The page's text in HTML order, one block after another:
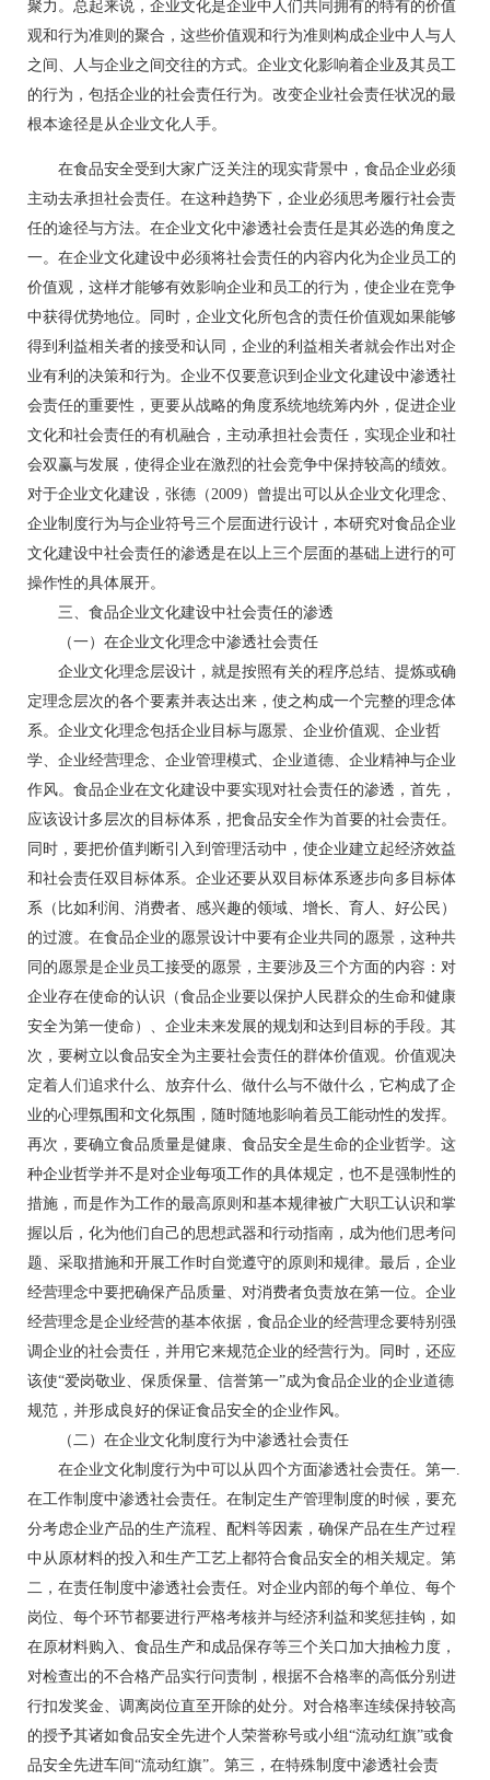
聚力。总起来说，企业文化是企业中人们共同拥有的特有的价值
观和行为准则的聚合，这些价值观和行为准则构成企业中人与人
之间、人与企业之间交往的方式。企业文化影响着企业及其员工
的行为，包括企业的社会责任行为。改变企业社会责任状况的最
根本途径是从企业文化人手。
在食品安全受到大家广泛关注的现实背景中，食品企业必须
主动去承担社会责任。在这种趋势下，企业必须思考履行社会责
任的途径与方法。在企业文化中渗透社会责任是其必选的角度之
一。在企业文化建设中必须将社会责任的内容内化为企业员工的
价值观，这样才能够有效影响企业和员工的行为，使企业在竞争
中获得优势地位。同时，企业文化所包含的责任价值观如果能够
得到利益相关者的接受和认同，企业的利益相关者就会作出对企
业有利的决策和行为。企业不仅要意识到企业文化建设中渗透社
会责任的重要性，更要从战略的角度系统地统筹内外，促进企业
文化和社会责任的有机融合，主动承担社会责任，实现企业和社
会双赢与发展，使得企业在激烈的社会竞争中保持较高的绩效。
对于企业文化建设，张德（2009）曾提出可以从企业文化理念、
企业制度行为与企业符号三个层面进行设计，本研究对食品企业
文化建设中社会责任的渗透是在以上三个层面的基础上进行的可
操作性的具体展开。
三、食品企业文化建设中社会责任的渗透
（一）在企业文化理念中渗透社会责任
企业文化理念层设计，就是按照有关的程序总结、提炼或确
定理念层次的各个要素并表达出来，使之构成一个完整的理念体
系。企业文化理念包括企业目标与愿景、企业价值观、企业哲
学、企业经营理念、企业管理模式、企业道德、企业精神与企业
作风。食品企业在文化建设中要实现对社会责任的渗透，首先，
应该设计多层次的目标体系，把食品安全作为首要的社会责任。
同时，要把价值判断引入到管理活动中，使企业建立起经济效益
和社会责任双目标体系。企业还要从双目标体系逐步向多目标体
系（比如利润、消费者、感兴趣的领域、增长、育人、好公民）
的过渡。在食品企业的愿景设计中要有企业共同的愿景，这种共
同的愿景是企业员工接受的愿景，主要涉及三个方面的内容：对
企业存在使命的认识（食品企业要以保护人民群众的生命和健康
安全为第一使命）、企业未来发展的规划和达到目标的手段。其
次，要树立以食品安全为主要社会责任的群体价值观。价值观决
定着人们追求什么、放弃什么、做什么与不做什么，它构成了企
业的心理氛围和文化氛围，随时随地影响着员工能动性的发挥。
再次，要确立食品质量是健康、食品安全是生命的企业哲学。这
种企业哲学并不是对企业每项工作的具体规定，也不是强制性的
措施，而是作为工作的最高原则和基本规律被广大职工认识和掌
握以后，化为他们自己的思想武器和行动指南，成为他们思考问
题、采取措施和开展工作时自觉遵守的原则和规律。最后，企业
经营理念中要把确保产品质量、对消费者负责放在第一位。企业
经营理念是企业经营的基本依据，食品企业的经营理念要特别强
调企业的社会责任，并用它来规范企业的经营行为。同时，还应
该使“爱岗敬业、保质保量、信誉第一”成为食品企业的企业道德
规范，并形成良好的保证食品安全的企业作风。
（二）在企业文化制度行为中渗透社会责任
在企业文化制度行为中可以从四个方面渗透社会责任。第一.
在工作制度中渗透社会责任。在制定生产管理制度的时候，要充
分考虑企业产品的生产流程、配料等因素，确保产品在生产过程
中从原材料的投入和生产工艺上都符合食品安全的相关规定。第
二，在责任制度中渗透社会责任。对企业内部的每个单位、每个
岗位、每个环节都要进行严格考核并与经济利益和奖惩挂钩，如
在原材料购入、食品生产和成品保存等三个关口加大抽检力度，
对检查出的不合格产品实行问责制，根据不合格率的高低分别进
行扣发奖金、调离岗位直至开除的处分。对合格率连续保持较高
的授予其诸如食品安全先进个人荣誉称号或小组“流动红旗”或食
品安全先进车间“流动红旗”。第三，在特殊制度中渗透社会责